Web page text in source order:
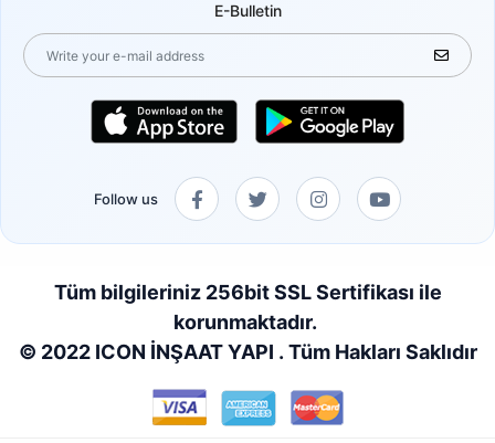
E-Bulletin
Follow us
Tüm bilgileriniz 256bit SSL Sertifikası ile
korunmaktadır.
© 2022 ICON İNŞAAT YAPI . Tüm Hakları Saklıdır